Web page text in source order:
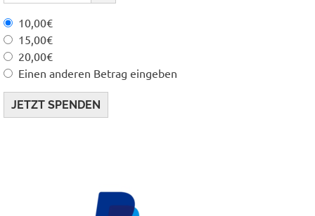
10,00€
15,00€
20,00€
Einen anderen Betrag eingeben
JETZT SPENDEN